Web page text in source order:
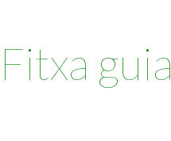
Fitxa guia